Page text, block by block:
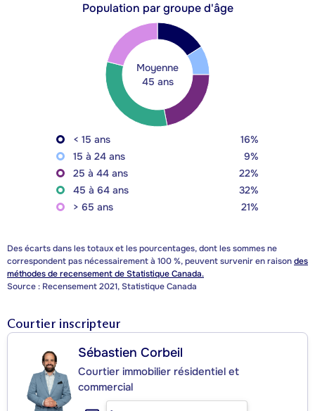
Population par groupe d'âge
Moyenne
45 ans
< 15 ans
16%
15 à 24 ans
9%
25 à 44 ans
22%
45 à 64 ans
32%
> 65 ans
21%
Des écarts dans les totaux et les pourcentages, dont les sommes ne
correspondent pas nécessairement à 100 %, peuvent survenir en raisondes
méthodes de recensement de Statistique Canada.
Source : Recensement 2021, Statistique Canada
Courtier inscripteur
Sébastien Corbeil
Courtier immobilier résidentiel et
commercial